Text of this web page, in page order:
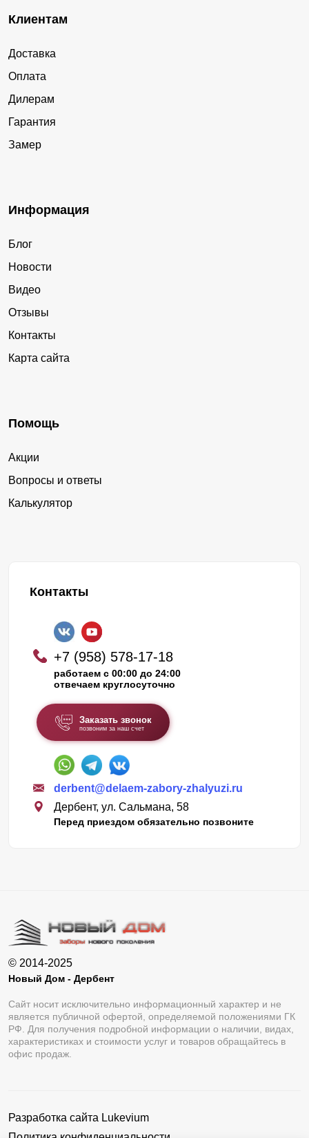
Клиентам
Доставка
Оплата
Дилерам
Гарантия
Замер
Информация
Блог
Новости
Видео
Отзывы
Контакты
Карта сайта
Помощь
Акции
Вопросы и ответы
Калькулятор
Контакты
+7 (958) 578-17-18
работаем с 00:00 до 24:00
отвечаем круглосуточно
Заказать звонок
позвоним за наш счет
derbent@delaem-zabory-zhalyuzi.ru
Дербент, ул. Сальмана, 58
Перед приездом обязательно позвоните
© 2014-2025
Новый Дом - Дербент
Сайт носит исключительно информационный характер и не
является публичной офертой, определяемой положениями ГК
РФ. Для получения подробной информации о наличии, видах,
характеристиках и стоимости услуг и товаров обращайтесь в
офис продаж.
Разработка сайта Lukevium